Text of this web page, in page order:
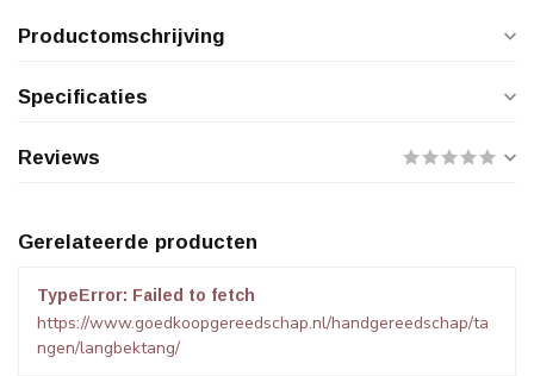
Productomschrijving
Specificaties
Reviews
Gerelateerde producten
TypeError: Failed to fetch
https://www.goedkoopgereedschap.nl/handgereedschap/ta
ngen/langbektang/